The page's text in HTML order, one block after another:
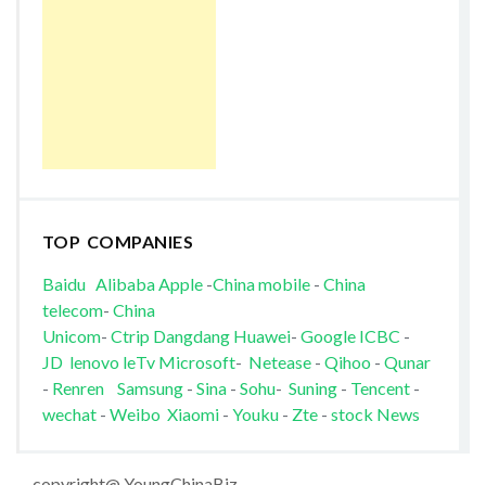
TOP COMPANIES
Baidu AlibabaApple-China mobile- China
telecom- China
Unicom- Ctrip Dangdang Huawei- Google ICBC -
JD lenovo leTv Microsoft- Netease- Qihoo - Qunar
- Renren Samsung- Sina- Sohu- Suning- Tencent-
wechat - Weibo Xiaomi- Youku - Zte- stock News